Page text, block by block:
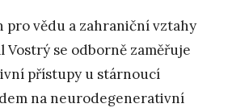
pro vědu a zahraniční vztahy
Vostrý se odborně zaměřuje
přístupy u stárnoucí
na neurodegenerativní